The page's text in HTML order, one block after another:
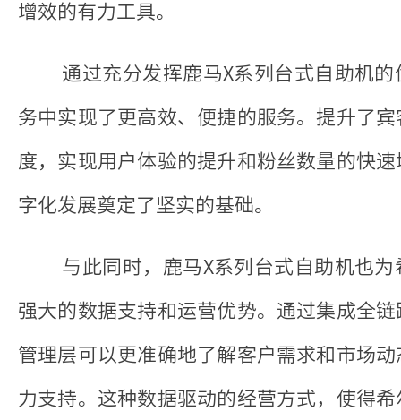
增效的有力工具。
通过充分发挥鹿马X系列台式自助机
务中实现了更高效、便捷的服务。提升了
度，实现用户体验的提升和粉丝数量的快
字化发展奠定了坚实的基础。
与此同时，鹿马X系列台式自助机也
强大的数据支持和运营优势。通过集成全
管理层可以更准确地了解客户需求和市场
力支持。这种数据驱动的经营方式，使得